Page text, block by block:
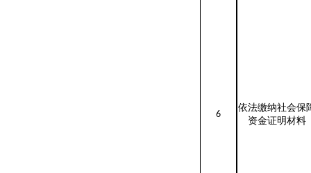
6
依法缴纳社会保
资金证明材料